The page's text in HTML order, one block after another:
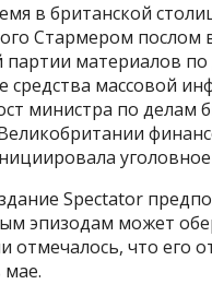
в британской
Стармером
партии материалов
средства массовой
министра по делам
Spectator
эпизодам может
отмечалось, что его